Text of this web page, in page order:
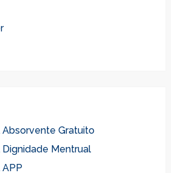
Absorvente Gratuito
Dignidade Mentrual
APP